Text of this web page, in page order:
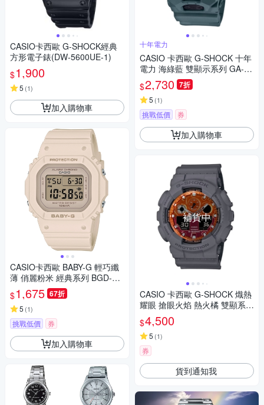
CASIO卡西歐 G-SHOCK經典
方形電子錶(DW-5600UE-1)
$1,900
5 (1)
加入購物車
CASIO卡西歐 BABY-G 輕巧纖
薄 俏麗粉米 經典系列 BGD-56
5U-4_37.9mm
$1,675 67折
5 (1)
挑戰低價 券
加入購物車
十年電力
CASIO 卡西歐 G-SHOCK 十年
電力 海綠藍 雙顯示系列 GA-01
0-2A_51.9mm
$2,730 7折
5 (1)
挑戰低價 券
加入購物車
補貨中
CASIO 卡西歐 G-SHOCK 熾熱
耀眼 搶眼火焰 熱火橘 雙顯系列
GA-100FL-8A_51.2mm
$4,500
5 (1)
券
貨到通知我